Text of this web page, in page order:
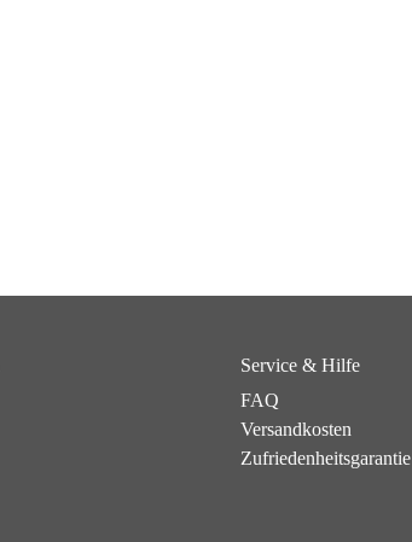
Service & Hilfe
FAQ
Versandkosten
Zufriedenheitsgarantie